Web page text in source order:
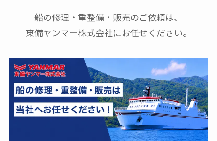
船の修理・重整備・販売のご依頼は、
東備ヤンマー株式会社にお任せください。